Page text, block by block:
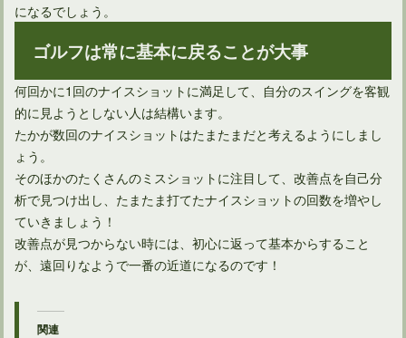
になるでしょう。
ゴルフは常に基本に戻ることが大事
何回かに1回のナイスショットに満足して、自分のスイングを客観
的に見ようとしない人は結構います。
たかが数回のナイスショットはたまたまだと考えるようにしまし
ょう。
そのほかのたくさんのミスショットに注目して、改善点を自己分
析で見つけ出し、たまたま打てたナイスショットの回数を増やし
ていきましょう！
改善点が見つからない時には、初心に返って基本からすること
が、遠回りなようで一番の近道になるのです！
関連